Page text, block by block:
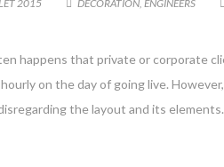
2015 DECORATION ENGINEERS
happens that private or corporate
on the day of going live.
the layout and its